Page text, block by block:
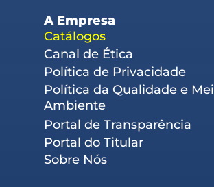
A Empresa
Catálogos
Canal de Ética
Política de Privacidade
Política da Qualidade e
Ambiente
Portal de Transparência
Portal do Titular
Sobre Nós